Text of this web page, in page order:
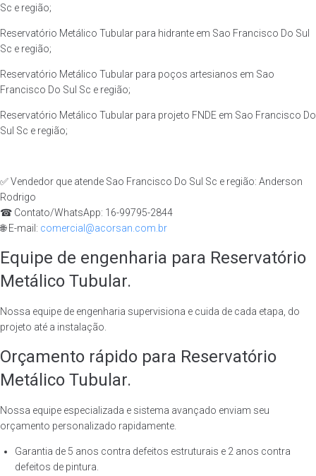
Sc e região;
Reservatório Metálico Tubular para hidrante em Sao Francisco Do Sul
Sc e região;
Reservatório Metálico Tubular para poços artesianos em Sao
Francisco Do Sul Sc e região;
Reservatório Metálico Tubular para projeto FNDE em Sao Francisco Do
Sul Sc e região;
✅ Vendedor que atende Sao Francisco Do Sul Sc e região: Anderson
Rodrigo
☎ Contato/WhatsApp: 16-99795-2844
🌐 E-mail: comercial@acorsan.com.br
Equipe de engenharia para Reservatório
Metálico Tubular.
Nossa equipe de engenharia supervisiona e cuida de cada etapa, do
projeto até a instalação.
Orçamento rápido para Reservatório
Metálico Tubular.
Nossa equipe especializada e sistema avançado enviam seu
orçamento personalizado rapidamente.
Garantia de 5 anos contra defeitos estruturais e 2 anos contra
defeitos de pintura.